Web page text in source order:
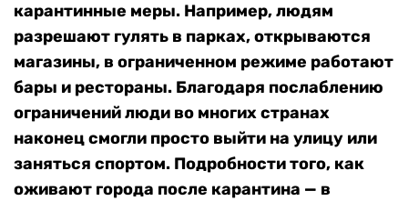
карантинные меры. Например, людям
разрешают гулять в парках, открываются
магазины, в ограниченном режиме работают
бары и рестораны. Благодаря послаблению
ограничений люди во многих странах
наконец смогли просто выйти на улицу или
заняться спортом. Подробности того, как
оживают города после карантина — в